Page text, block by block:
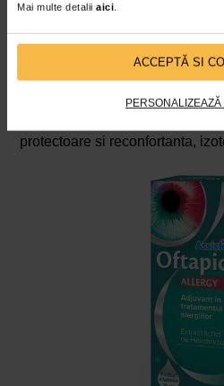
Mai multe detalii aici
ACCEPTĂ SI
febra.
Persoanele cu dacriocistita
a se confrunta cu durere,
Assista Oftapic Allergy
protectoare si reconfortanta,